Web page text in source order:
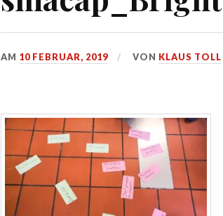
AM 10 FEBRUAR, 2019 VON KLAUS TOLL